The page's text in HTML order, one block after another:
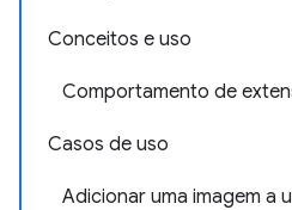
Conceitos e uso
Comportamento de
Casos de uso
Adicionar uma imagem a